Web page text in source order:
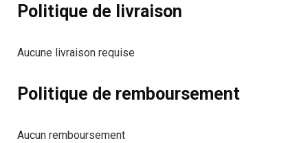
Politique de livraison
Aucune livraison requise
Politique de remboursement
Aucun remboursement